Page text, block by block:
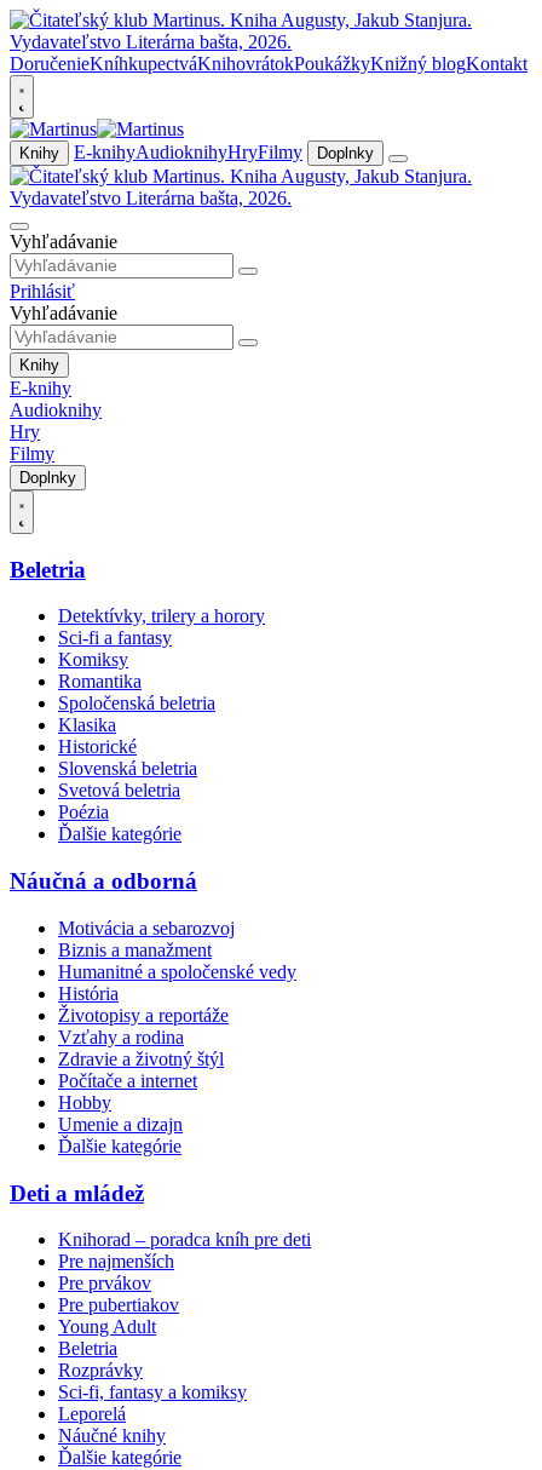
DoručenieKníhkupectváKnihovrátokPoukážkyKnižný blogKontakt
Knihy E-knihyAudioknihyHryFilmy Doplnky
Vyhľadávanie
Prihlásiť
Vyhľadávanie
Knihy
E-knihy
Audioknihy
Hry
Filmy
Doplnky
Beletria
Detektívky, trilery a horory
Sci-fi a fantasy
Komiksy
Romantika
Spoločenská beletria
Klasika
Historické
Slovenská beletria
Svetová beletria
Poézia
Ďalšie kategórie
Náučná a odborná
Motivácia a sebarozvoj
Biznis a manažment
Humanitné a spoločenské vedy
História
Životopisy a reportáže
Vzťahy a rodina
Zdravie a životný štýl
Počítače a internet
Hobby
Umenie a dizajn
Ďalšie kategórie
Deti a mládež
Knihorad – poradca kníh pre deti
Pre najmenších
Pre prvákov
Pre pubertiakov
Young Adult
Beletria
Rozprávky
Sci-fi, fantasy a komiksy
Leporelá
Náučné knihy
Ďalšie kategórie